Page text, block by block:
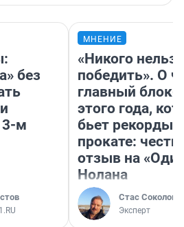
без
3-м
МНЕНИЕ
«Никого нельзя
победить». О
главный
этого года,
бьет рекорды в
прокате:
отзыв на
Нолана
Стас Соколов
Эксперт